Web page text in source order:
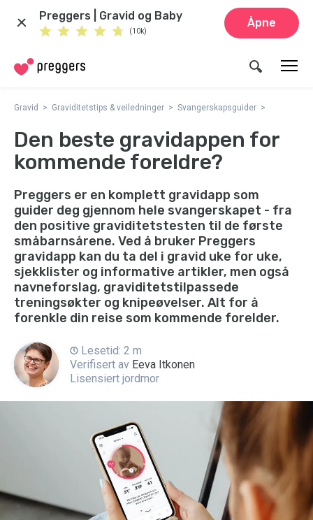
Preggers | Gravid og Baby
(10k)
Åpne
Gravid Graviditetstips & veiledninger Svangerskapsguider
Den beste gravidappen for
kommende foreldre?
Preggers er en komplett gravidapp som
guider deg gjennom hele svangerskapet - fra
den positive graviditetstesten til de første
småbarnsårene. Ved å bruker Preggers
gravidapp kan du ta del i gravid uke for uke,
sjekklister og informative artikler, men også
navneforslag, graviditetstilpassede
treningsøkter og knipeøvelser. Alt for å
forenkle din reise som kommende forelder.
Lesetid: 2 m
Verifisert av Eeva Itkonen
Lisensiert jordmor